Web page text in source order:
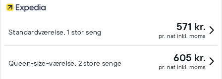
Standardværelse, 1 stor seng 571 kr.
pr. nat inkl. moms
Queen-size-værelse, 2 store senge 605 kr.
pr. nat inkl. moms